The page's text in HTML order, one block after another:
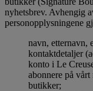
nyhetsbrev. Avhengig
personopplysningene
navn, etternavn,
kontaktdetaljer
konto i Le
abonnere på
butikker;